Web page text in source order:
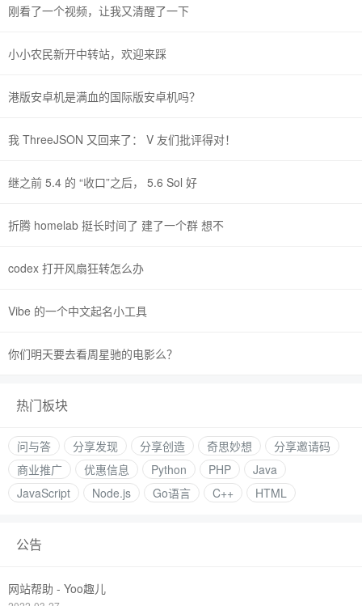
刚看了一个视频，让我又清醒了一下
小小农民新开中转站，欢迎来踩
港版安卓机是满血的国际版安卓机吗？
我 ThreeJSON 又回来了： V 友们批评得对！
继之前 5.4 的 “收口”之后， 5.6 Sol 好
折腾 homelab 挺长时间了 建了一个群 想不
codex 打开风扇狂转怎么办
Vibe 的一个中文起名小工具
你们明天要去看周星驰的电影么？
热门板块
问与答 分享发现 分享创造 奇思妙想
分享邀请码
商业推广
优惠信息 Python PHP
Java
JavaScript
Node.js Go语言 C++ HTML
公告
网站帮助 - Yoo趣儿